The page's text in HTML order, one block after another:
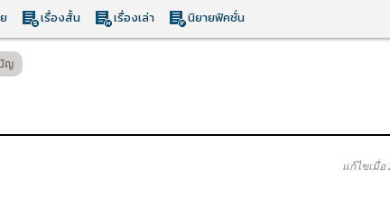
เรื่องสั้น เรื่องเล่า นิยายฟิคชั่น
ญ
แก้ไขเมื่อ